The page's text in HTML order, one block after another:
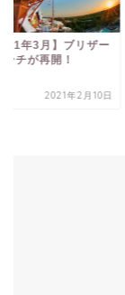
年3月】ブリザー
ーチが再開！
2021年2月10日